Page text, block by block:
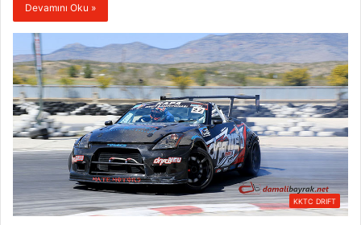
Devamını Oku »
KKTC DRIFT